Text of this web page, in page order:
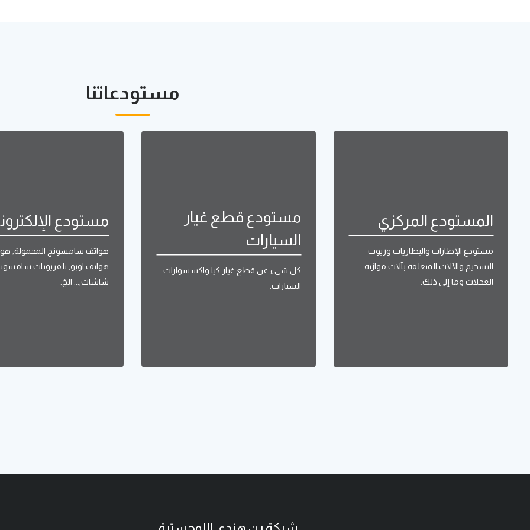
مستودعاتنا
المستودع المركزي
مستودع الإطارات والبطاريات وزيوت
التشحيم والآلات المتعلقة بآلات موازنة
العجلات وما إلى ذلك.
مستودع قطع غيار
السيارات
كل شيء عن قطع غيار كيا واكسسوارات
السيارات.
مستودع
هواتف سامسونج المحمولة,
هواتف اوبو, تلفزيونات
شاشات,... الخ.